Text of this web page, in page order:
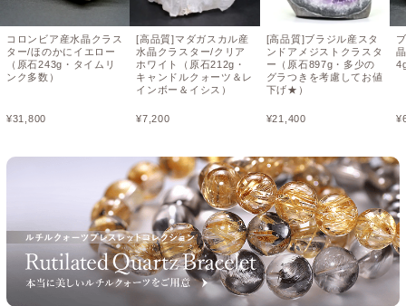
コロンビア産水晶クラス
ター/ほのかにイエロー
（原石243g・タイムリ
ンク多数）
¥31,800
[高品質]マダガスカル産
水晶クラスター/クリア
ホワイト（原石212g・
キャンドルクォーツ＆レ
インボー＆イシス）
¥7,200
[高品質]ブラジル産スタ
ンドアメジストクラスタ
ー（原石897g・多少の
グラつきを考慮してお値
下げ★）
¥21,400 ¥